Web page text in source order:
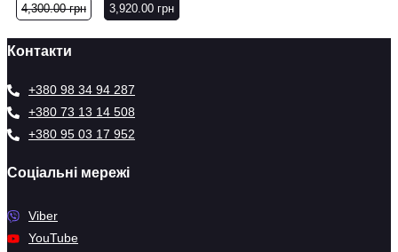
4,300.00грн 3,920.00 грн
Контакти
+380 98 34 94 287
+380 73 13 14 508
+380 95 03 17 952
Соціальні мережі
Viber
YouTube